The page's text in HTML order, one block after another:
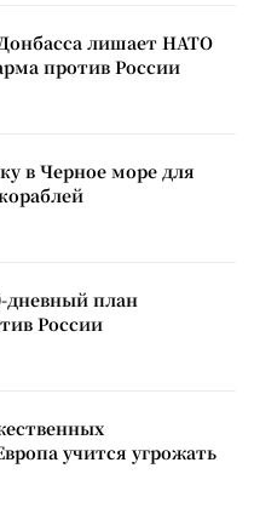
лишает НАТО
против России
в Черное море для
дневный план
России
учится угрожать